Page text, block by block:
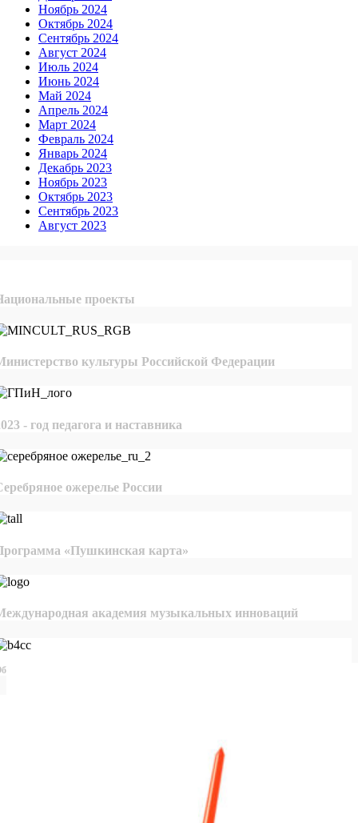
Ноябрь 2024
Октябрь 2024
Сентябрь 2024
Август 2024
Июль 2024
Июнь 2024
Май 2024
Апрель 2024
Март 2024
Февраль 2024
Январь 2024
Декабрь 2023
Ноябрь 2023
Октябрь 2023
Сентябрь 2023
Август 2023
проекты
культуры Российской Федерации
- год педагога и наставника
ожерелье России
«Пушкинская карта»
академия музыкальных инноваций
база конкурсов и грантов в области культуры и искусства